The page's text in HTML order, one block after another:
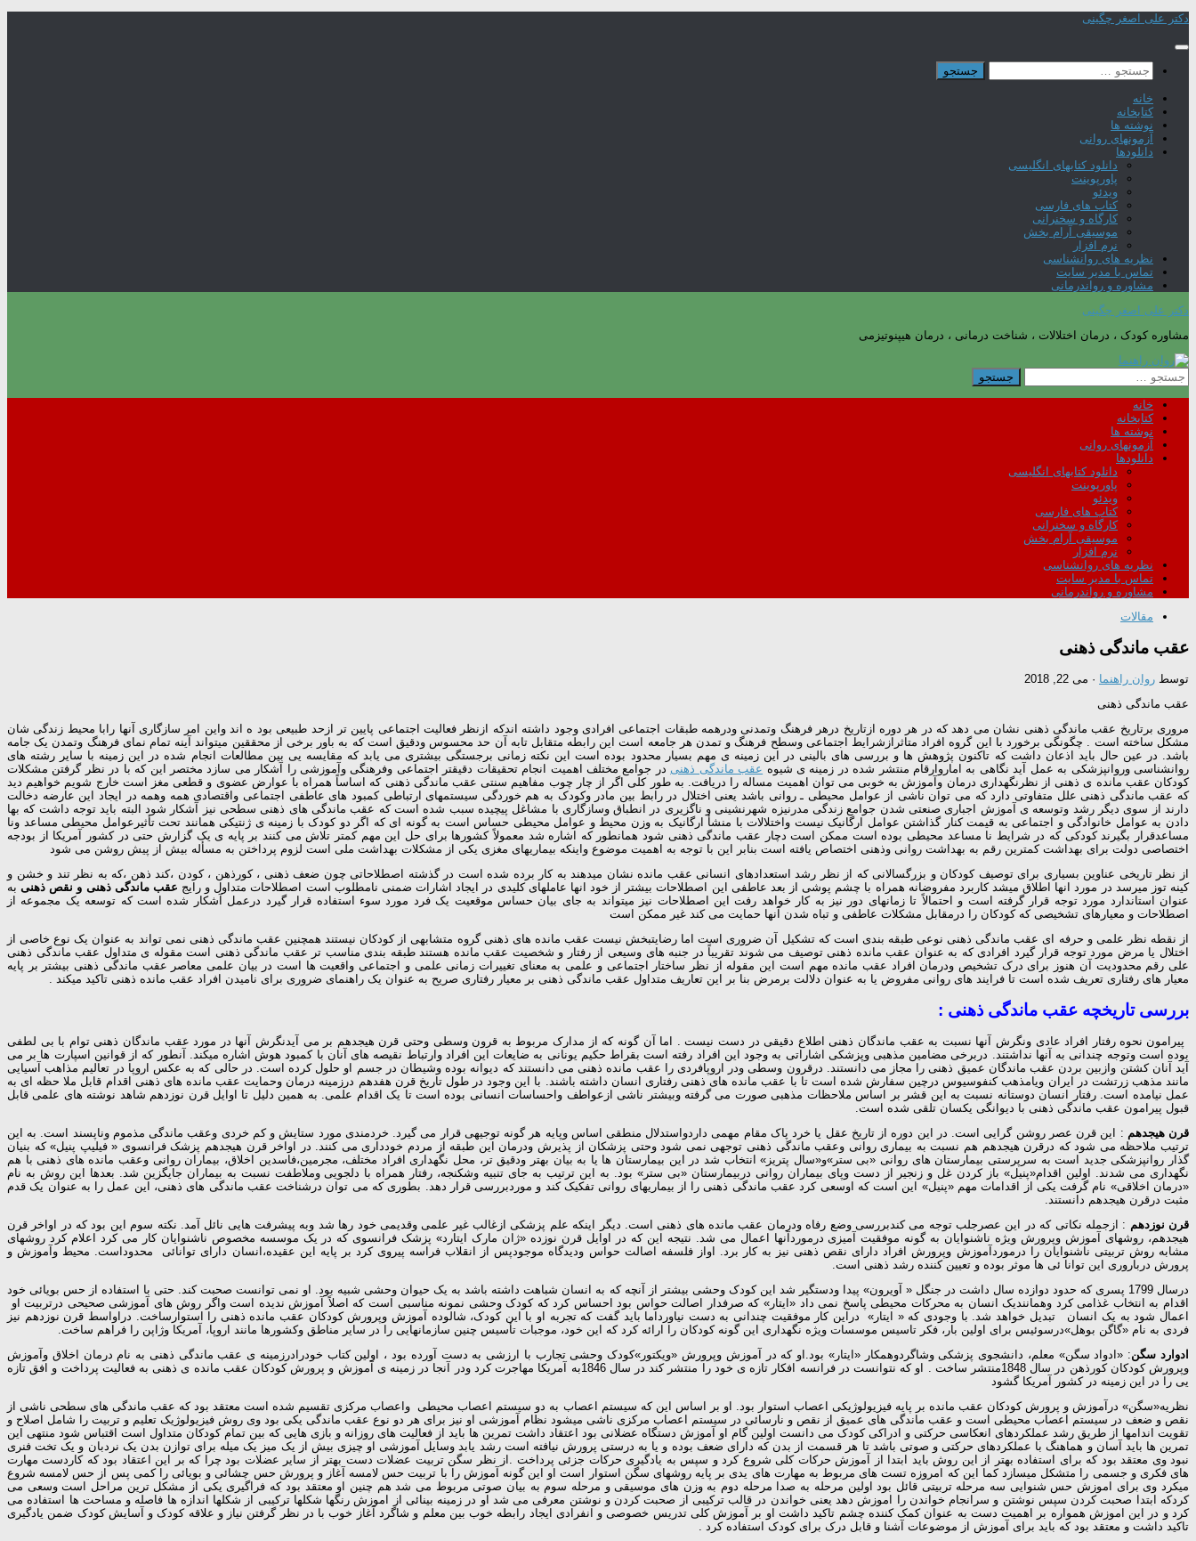
Skip
content
دکتر علی اصغر چگینی
جستجو
برای:
خانه
کتابخانه
نوشته ها
آزمونهای روانی
دانلودها
دانلود کتابهای انگلیسی
پاورپوینت
ویدئو
کتاب های فارسی
کارگاه و سخنرانی
موسیقی آرام بخش
نرم افزار
نظریه های روانشناسی
تماس با مدیر سایت
مشاوره و رواندرمانی
دکتر علی اصغر چگینی
مشاوره کودک ، درمان اختلالات ، شناخت درمانی ، درمان هیپنوتیزمی
جستجو
برای:
خانه
کتابخانه
نوشته ها
آزمونهای روانی
دانلودها
دانلود کتابهای انگلیسی
پاورپوینت
ویدئو
کتاب های فارسی
کارگاه و سخنرانی
موسیقی آرام بخش
نرم افزار
نظریه های روانشناسی
تماس با مدیر سایت
مشاوره و رواندرمانی
مقالات
عقب ماندگی ذهنی
توسط روان راهنما · می 22, 2018
عقب ماندگی ذهنی
مروری برتاریخ عقب ماندگی ذهنی نشان می دهد که در هر دوره ازتاریخ درهر فرهنگ وتمدنی ودرهمه طبقات اجتماعی افرادی وجود داشته اندکه ازنظر فعالیت اجتماعی پایین تر ازحد طبیعی بود ه اند واین امر سازگاری آنها رابا محیط زندگی شان
مشکل ساخته است . چگونگی برخورد با این گروه افراد متاثرازشرایط اجتماعی وسطح فرهنگ و تمدن هر جامعه است این رابطه متقابل تابه آن حد محسوس ودقیق است که به باور برخی از محققین میتواند آینه تمام نمای فرهنگ وتمدن یک جامه
باشد. در عین حال باید اذعان داشت که تاکنون پژوهش ها و بررسی های بالینی در این زمینه ی مهم بسیار محدود بوده است این نکته زمانی برجستگی بیشتری می یابد که مقایسه یی بین مطالعات انجام شده در این زمینه با سایر رشته های
روانشناسی وروانپزشکی به عمل آید نگاهی به اماروارقام منتشر شده در زمینه ی شیوه عقب ماندگی ذهنی در جوامع مختلف اهمیت انجام تحقیقات دقیقتر اجتماعی وفرهنگی وآموزشی را آشکار می سازد مختصر این که با در نظر گرفتن مشکلات
کودکان عقب مانده ی ذهنی از نظرنگهداری درمان وآموزش به خوبی می توان اهمیت مساله را دریافت. به طور کلی اگر از چار چوب مفاهیم سنتی عقب ماندگی ذهنی که اساساً همراه با عوارض عضوی و قطعی مغز است خارج شویم خواهیم دید
که عقب ماندگی ذهنی علل متفاوتی دارد که می توان ناشی از عوامل محیطی ـ روانی باشد یعنی اختلال در رابط بین مادر وکودک به هم خوردگی سیستمهای ارتباطی کمبود های عاطفی اجتماعی واقتصادی همه وهمه در ایجاد این عارضه دخالت
دارند از سوی دیگر رشد وتوسعه ی آموزش اجباری صنعتی شدن جوامع زندگی مدرنیزه شهرنشینی و ناگزیری در انطباق وسازگاری با مشاغل پیچیده سبب شده است که عقب ماندگی های ذهنی سطحی نیز آشکار شود البته باید توجه داشت که بها
دادن به عوامل خانوادگی و اجتماعی به قیمت کنار گذاشتن عوامل ارگانیک نیست واختلالات با منشأ ارگانیک به وزن محیط و عوامل محیطی حساس است به گونه ای که اگر دو کودک با زمینه ی ژنتیکی همانند تحت تأثیرعوامل محیطی مساعد ونا
مساعدقرار بگیرند کودکی که در شرایط نا مساعد محیطی بوده است ممکن است دچار عقب ماندگی ذهنی شود همانطور که اشاره شد معمولاً کشورها برای حل این مهم کمتر تلاش می کنند بر پایه ی یک گزارش حتی در کشور آمریکا از بودجه
اختصاصی دولت برای بهداشت کمترین رقم به بهداشت روانی وذهنی اختصاص یافته است بنابر این با توجه به اهمیت موضوع واینکه بیماریهای مغزی یکی از مشکلات بهداشت ملی است لزوم پرداختن به مسأله بیش از پیش روشن می شود
از نظر تاریخی عناوین بسیاری برای توصیف کودکان و بزرگسالانی که از نظر رشد استعدادهای انسانی عقب مانده نشان میدهند به کار برده شده است در گذشته اصطلاحاتی چون ضعف ذهنی ، کورذهن ، کودن ،کند ذهن ،که به نظر تند و خشن و
کینه توز میرسد در مورد انها اطلاق میشد کاربرد مفروضانه همراه با چشم پوشی از بعد عاطفی این اصطلاحات بیشتر از خود انها عاملهای کلیدی در ایجاد اشارات ضمنی نامطلوب است اصطلاحات متداول و رایج عقب ماندگی ذهنی و نقص ذهنیبه
عنوان استاندارد مورد توجه قرار گرفته است و احتمالاً تا زمانهای دور نیز به کار خواهد رفت این اصطلاحات نیز میتواند به جای بیان حساس موقعیت یک فرد مورد سوء استفاده قرار گیرد درعمل آشکار شده است که توسعه یک مجموعه از
اصطلاحات و معیارهای تشخیصی که کودکان را درمقابل مشکلات عاطفی و تباه شدن آنها حمایت می کند غیر ممکن است
از نقطه نظر علمی و حرفه ای عقب ماندگی ذهنی نوعی طبقه بندی است که تشکیل آن ضروری است اما رضایتبخش نیست عقب مانده های ذهنی گروه متشابهی از کودکان نیستند همچنین عقب ماندگی ذهنی نمی تواند به عنوان یک نوع خاصی از
اختلال یا مرض مورد توجه قرار گیرد افرادی که به عنوان عقب مانده ذهنی توصیف می شوند تقریباً در جنبه های وسیعی از رفتار و شخصیت عقب مانده هستند طبقه بندی مناسب تر عقب ماندگی ذهنی است مقوله ی متداول عقب ماندگی ذهنی
علی رقم محدودیت آن هنوز برای درک تشخیص ودرمان افراد عقب مانده مهم است این مقوله از نظر ساختار اجتماعی و علمی به معنای تغییرات زمانی علمی و اجتماعی واقعیت ها است در بیان علمی معاصر عقب ماندگی ذهنی بیشتر بر پایه
معیار های رفتاری تعریف شده است تا فرایند های روانی مفروض یا به عنوان دلالت برمرض بنا بر این تعاریف متداول عقب ماندگی ذهنی بر معیار رفتاری صریح به عنوان یک راهنمای ضروری برای نامیدن افراد عقب مانده ذهنی تاکید میکند .
بررسی تاریخچه عقب ماندگی ذهنی :
پیرامون نحوه رفتار افراد عادی ونگرش آنها نسبت به عقب ماندگان ذهنی اطلاع دقیقی در دست نیست . اما آن گونه که از مدارک مربوط به قرون وسطی وحتی قرن هیجدهم بر می آیدنگرش آنها در مورد عقب ماندگان ذهنی توام با بی لطفی
بوده است وتوجه چندانی به آنها نداشتند. دربرخی مضامین مذهبی وپزشکی اشاراتی به وجود این افراد رفته است بقراط حکیم یونانی به ضایعات این افراد وارتباط نقیصه های آنان با کمبود هوش اشاره میکند. آنطور که از قوانین اسپارت ها بر می
آید آنان کشتن وازبین بردن عقب ماندگان عمیق ذهنی را مجاز می دانستند. درقرون وسطی ودر اروپافردی را عقب مانده ذهنی می دانستند که دیوانه بوده وشیطان در جسم او حلول کرده است. در حالی که به عکس اروپا در تعالیم مذاهب آسیایی
مانند مذهب زرتشت در ایران ویامذهب کنفوسیوس درچین سفارش شده است تا با عقب مانده های ذهنی رفتاری انسان داشته باشند. با این وجود در طول تاریخ قرن هفدهم درزمینه درمان وحمایت عقب مانده های ذهنی اقدام قابل ملا حظه ای به
عمل نیامده است. رفتار انسان دوستانه نسبت به این قشر بر اساس ملاحظات مذهبی صورت می گرفته وبیشتر ناشی ازعواطف واحساسات انسانی بوده است تا یک اقدام علمی. به همین دلیل تا اوایل قرن نوزدهم شاهد نوشته های علمی قابل
قبول پیرامون عقب ماندگی ذهنی با دیوانگی یکسان تلقی شده است.
قرن هیجدهم : این قرن عصر روشن گرایی است. در این دوره از تاریخ عقل یا خرد پاک مقام مهمی داردواستدلال منطقی اساس وپایه هر گونه توجیهی قرار می گیرد. خردمندی مورد ستایش و کم خردی وعقب ماندگی مذموم وناپسند است. به این
ترتیب ملاحظه می شود که درقرن هیجدهم هم نسبت به بیماری روانی وعقب ماندگی ذهنی توجهی نمی شود وحتی پزشکان از پذیرش ودرمان این طبقه از مردم خودداری می کنند. در اواخر قرن هیجدهم پزشک فرانسوی « فیلیپ پنیل» که بنیان
گذار روانپزشکی جدید است به سرپرستی بیمارستان های روانی «بی ستر»و«سال پتریز» انتخاب شد در این بیمارستان ها یا به بیان بهتر ودقیق تر، محل نگهداری افراد مختلف، مجرمین،فاسدین اخلاق، بیماران روانی وعقب مانده های ذهنی با هم
نگهداری می شدند. اولین اقدام«پنیل» باز کردن غل و زنجیر از دست وپای بیماران روانی دربیمارستان «بی ستر» بود. به این ترتیب به جای تنبیه وشکنجه، رفتار همراه با دلجویی وملاطفت نسبت به بیماران جایگزین شد. بعدها این روش به نام
«درمان اخلاقی» نام گرفت یکی از اقدامات مهم «پنیل» این است که اوسعی کرد عقب ماندگی ذهنی را از بیماریهای روانی تفکیک کند و موردبررسی قرار دهد. بطوری که می توان درشناخت عقب ماندگی های ذهنی، این عمل را به عنوان یک قدم
مثبت درقرن هیجدهم دانستند.
قرن نوزدهم : ازجمله نکاتی که در این عصرجلب توجه می کندبررسی وضع رفاه ودرمان عقب مانده های ذهنی است. دیگر اینکه علم پزشکی ازغالب غیر علمی وقدیمی خود رها شد وبه پیشرفت هایی نائل آمد. نکته سوم این بود که در اواخر قرن
هیجدهم، روشهای آموزش وپرورش ویژه ناشنوایان به گونه موفقیت آمیزی درموردآنها اعمال می شد. نتیجه این که در اوایل قرن نوزده «ژان مارک ایتارد» پزشک فرانسوی که در یک موسسه مخصوص ناشنوایان کار می کرد اعلام کرد روشهای
مشابه روش تربیتی ناشنوایان را درموردآموزش وپرورش افراد دارای نقص ذهنی نیز به کار برد. اواز فلسفه اصالت حواس ودیدگاه موجودپس از انقلاب فراسه پیروی کرد بر پایه این عقیده،انسان دارای توانائی محدوداست. محیط وآموزش و
پرورش درباروری این توانا ئی ها موثر بوده و تعیین کننده رشد ذهنی است.
درسال 1799 پسری که حدود دوازده سال داشت در جنگل « آویرون» پیدا ودستگیر شد این کودک وحشی بیشتر از آنچه که به انسان شباهت داشته باشد به یک حیوان وحشی شبیه بود. او نمی توانست صحبت کند. حتی با استفاده از حس بویائی خود
اقدام به انتخاب غذامی کرد وهمانندیک انسان به محرکات محیطی پاسخ نمی داد «ایتار» که صرفدار اصالت حواس بود احساس کرد که کودک وحشی نمونه مناسبی است که اصلاً آموزش ندیده است واگر روش های آموزشی صحیحی درتربیت او
اعمال شود به یک انسان تبدیل خواهد شد. با وجودی که « ایتار» دراین کار موفقیت چندانی به دست نیاورداما باید گفت که تجربه او با این کودک، شالوده آموزش وپرورش کودکان عقب مانده ذهنی را استوارساخت. دراواسط قرن نوزدهم نیز
فردی به نام «گاگن بوهل»درسوئیس برای اولین بار، فکر تاسیس موسسات ویژه نگهداری این گونه کودکان را ارائه کرد که این خود، موجبات تأسیس چنین سازمانهایی را در سایر مناطق وکشورها مانند اروپا، آمریکا وژاپن را فراهم ساخت.
ادوارد سگن: «ادواد سگن» معلم، دانشجوی پزشکی وشاگردوهمکار «ایتار» بود.او که در آموزش وپرورش «ویکتور»کودک وحشی تجارب با ارزشی به دست آورده بود ، اولین کتاب خودرادرزمینه ی عقب ماندگی ذهنی به نام درمان اخلاق وآموزش
وپرورش کودکان کورذهن در سال 1848منتشر ساخت . او که نتوانست در فرانسه افکار تازه ی خود را منتشر کند در سال 1846به آمریکا مهاجرت کرد ودر آنجا در زمینه ی آموزش و پرورش کودکان عقب مانده ی ذهنی به فعالیت پرداخت و افق تازه
یی را در این زمینه در کشور آمریکا گشود
نظریه«سگن» درآموزش و پرورش کودکان عقب مانده بر پایه فیزیولوژیکی اعصاب استوار بود. او بر اساس این که سیستم اعصاب به دو سیستم اعصاب محیطی واعصاب مرکزی تقسیم شده است معتقد بود که عقب ماندگی های سطحی ناشی از
نقص و ضعف در سیستم اعصاب محیطی است و عقب ماندگی های عمیق از نقص و نارسائی در سیستم اعصاب مرکزی ناشی میشود نظام آموزشی او نیز برای هر دو نوع عقب ماندگی یکی بود وی روش فیزیولوژیک تعلیم و تربیت را شامل اصلاح و
تقویت اندامها از طریق رشد عملکردهای انعکاسی حرکتی و ادراکی کودک می دانست اولین گام او آموزش دستگاه عضلانی بود اعتقاد داشت تمرین ها باید از فعالیت های روزانه و بازی هایی که بین تمام کودکان متداول است اقتباس شود منتهی این
تمرین ها باید آسان و هماهنگ با عملکردهای حرکتی و صوتی باشد تا هر قسمت از بدن که دارای ضعف بوده و یا به درستی پرورش نیافته است رشد یابد وسایل آموزشی او چیزی بیش از یک میز یک میله برای توازن بدن یک نردبان و یک تخت فنری
نبود وی معتقد بود که برای استفاده بهتر از این روش باید ابتدا از آموزش حرکات کلی شروع کرد و سپس به یادگیری حرکات جزئی پرداخت .از نظر سگن تربیت عضلات دست بهتر از سایر عضلات بود چرا که بر این اعتقاد بود که کاردست مهارت
های فکری و جسمی را متشکل میسازد کما این که امروزه تست های مربوط به مهارت های یدی بر پایه روشهای سگن استوار است او این گونه آموزش را با تربیت حس لامسه آغاز و پرورش حس چشائی و بویائی را کمی پس از حس لامسه شروع
میکرد وی برای اموزش حس شنوایی سه مرحله تربیتی قائل بود اولین مرحله به صدا مرحله دوم به وزن های موسیقی و مرحله سوم به بیان صوتی مربوط می شد هم چنین او معتقد بود که فراگیری یکی از مشکل ترین مراحل است وسعی می
کردکه ابتدا صحبت کردن سپس نوشتن و سرانجام خواندن را اموزش دهد یعنی خواندن در قالب ترکیبی از صحبت کردن و نوشتن معرفی می شد او در زمینه بینائی از اموزش رنگها شکلها ترکیبی از شکلها اندازه ها فاصله و مساحت ها استفاده می
کرد و در این اموزش همواره بر اهمیت دست به عنوان کمک کننده چشم تاکید داشت او بر آموزش کلی تدریس خصوصی و انفرادی ایجاد رابطه خوب بین معلم و شاگرد آغاز خوب با در نظر گرفتن نیاز و علاقه کودک و آسایش کودک ضمن یادگیری
تاکید داشت و معتقد بود که باید برای آموزش از موضوعات آشنا و قابل درک برای کودک استفاده کرد .